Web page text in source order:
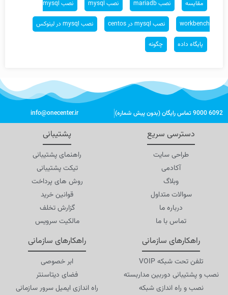
مقایسه نصب mariadb نصب mysql نصب mysql
workbench نصب mysql در centos نصب mysql در لینوکس
پایگاه داده چگونه
6092 9000 تماس رایگان (بدون پیش شماره) info@onecenter.ir
راهکارهای سازمانی
ابر خصوصی
فضای دیتاسنتر
راه اندازی ایمیل سرور سازمانی
راهکارهای سازمانی
تلفن تحت شبکه VOIP
نصب و پشتیبانی دوربین مداربسته
نصب و راه اندازی شبکه
پشتیبانی
راهنمای پشتیبانی
تیکت پشتیبانی
روش های پرداخت
قوانین خرید
گزارش تخلف
مالکیت سرویس
دسترسی سریع
طراحی سایت
آکادمی
وبلاگ
سوالات متداول
درباره ما
تماس با ما